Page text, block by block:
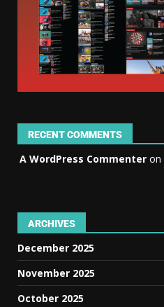
RECENT COMMENTS
A WordPress Commenter on
ARCHIVES
December 2025
November 2025
October 2025